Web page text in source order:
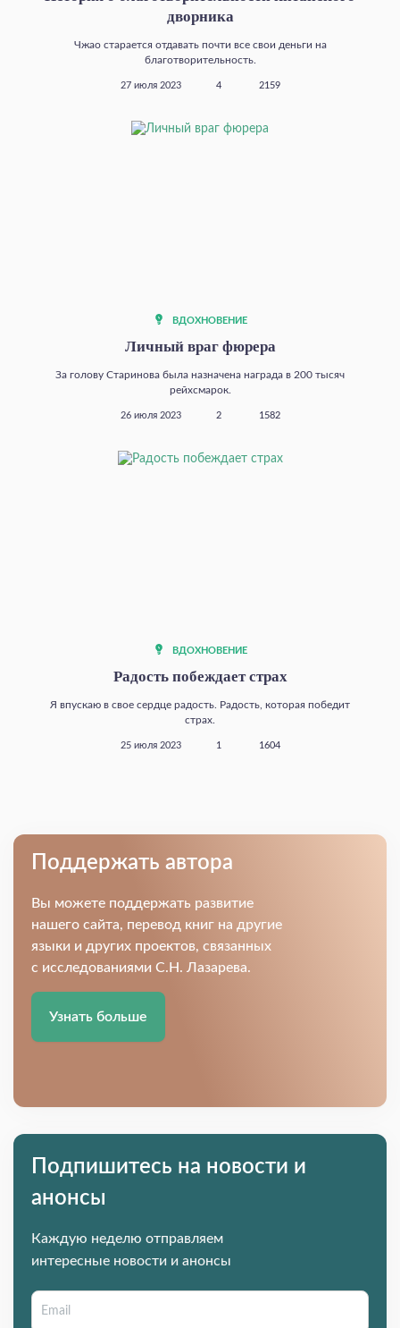
дворника
Чжао старается отдавать почти все свои деньги на
благотворительность.
27 июля 2023 4 2159
ВДОХНОВЕНИЕ
Личный враг фюрера
За голову Старинова была назначена награда в 200 тысяч
рейхсмарок.
26 июля 2023 2 1582
ВДОХНОВЕНИЕ
Радость побеждает страх
Я впускаю в свое сердце радость. Радость, которая победит
страх.
25 июля 2023 1 1604
Поддержать автора
Вы можете поддержать развитие
нашего сайта, перевод книг на другие
языки и других проектов, связанных
с исследованиями С.Н. Лазарева.
Узнать больше
Подпишитесь на новости и
анонсы
Каждую неделю отправляем
интересные новости и анонсы